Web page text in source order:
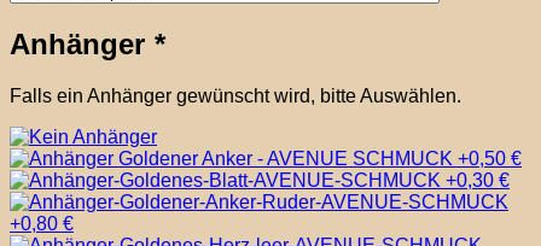
Anhänger *
Falls ein Anhänger gewünscht wird, bitte Auswählen.